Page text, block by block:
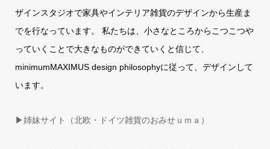
ザインスタジオで家具やインテリア雑貨のデザインから生産ま
でを行なっています。 私たちは、小さなところからこつこつや
っていくことで大きなものができていくと信じて、
minimumMAXIMUS design philosophyに従って、デザインして
います。
▶姉妹サイト（北欧・ドイツ雑貨のおみせｕｍａ）